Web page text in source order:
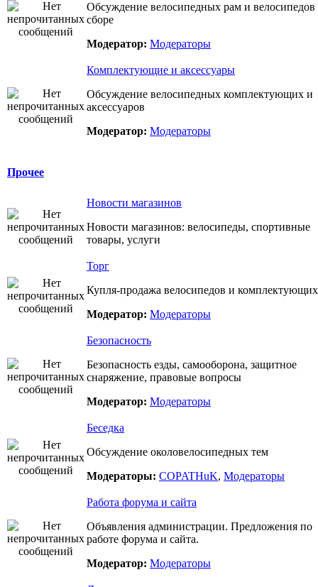
Обсуждение велосипедных рам и велосипедов
сборе
Модератор: Модераторы
Комплектующие и аксессуары
Обсуждение велосипедных комплектующих и
аксессуаров
Модератор: Модераторы
Прочее
Новости магазинов
Новости магазинов: велосипеды, спортивные
товары, услуги
Торг
Купля-продажа велосипедов и комплектующих
Модератор: Модераторы
Безопасность
Безопасность езды, самооборона, защитное
снаряжение, правовые вопросы
Модератор: Модераторы
Беседка
Обсуждение околовелосипедных тем
Модераторы: COPATHuK, Модераторы
Работа форума и сайта
Объявления администрации. Предложения по
работе форума и сайта.
Модератор: Модераторы